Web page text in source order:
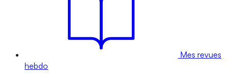
Mes revues
hebdo